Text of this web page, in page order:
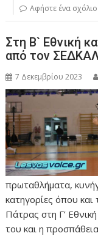
Αφήστε ένα σχόλιο
Στη Β` Εθνική
από τον
7 Δεκεμβρίου 2023
πρωταθλήματα,
κατηγορίες όπου και
Πάτρας στη Γ’
του και η